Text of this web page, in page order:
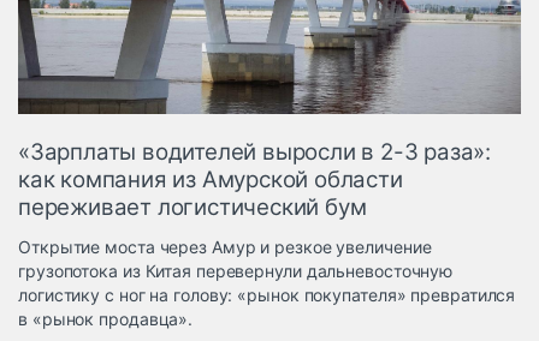
Негабаритные и
опасные грузы
Безопасность и
страхование
Таможня и ВЭД
Склады и
терминалы
Коммерческий
транспорт
«Зарплаты водителей выросли в 2-3 раза»:
как компания из Амурской области
переживает логистический бум
Открытие моста через Амур и резкое увеличение
грузопотока из Китая перевернули дальневосточную
логистику с ног на голову: «рынок покупателя» превратился
в «рынок продавца».